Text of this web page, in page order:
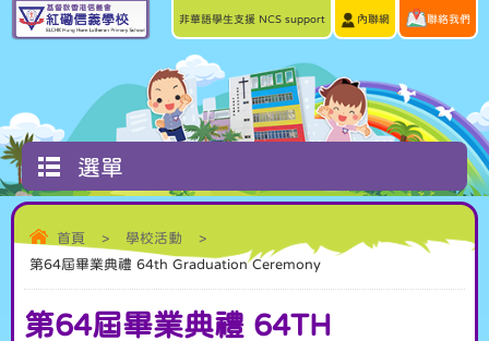
非華語學生支援 NCS support 內聯網 聯絡我們
選單
首頁 > 學校活動
>
第64屆畢業典禮 64th Graduation Ceremony
第64屆畢業典禮 64TH